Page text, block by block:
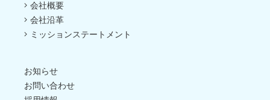
会社概要
会社沿革
ミッションステートメント
お知らせ
お問い合わせ